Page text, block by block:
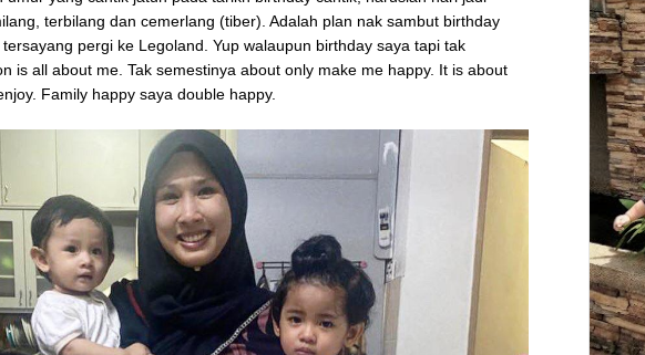
terbilang dan cemerlang (tiber). Adalah plan nak sambut birthday
pergi ke Legoland. Yup walaupun birthday saya tapi tak
is all about me. Tak semestinya about only make me happy. It is about
Family happy saya double happy.